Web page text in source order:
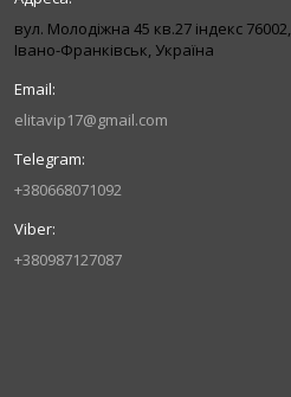
вул. Молодіжна 45 кв.27 індекс 76002,
Івано-Франківськ, Україна
elitavip17@gmail.com
+380668071092
+380987127087